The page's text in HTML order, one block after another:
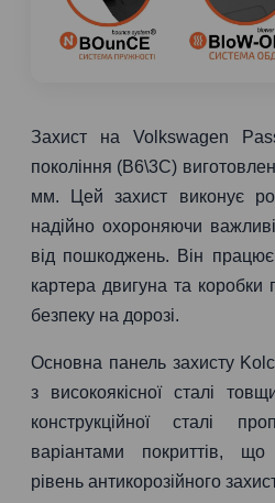
Захист на Volkswagen
покоління (B6\3C)
мм. Цей захист виконує
надійно охороняючи
від пошкоджень. Він
картера двигуна та коробки
безпеку на дорозі.
Основна панель захисту
з високоякісної сталі
конструкційної сталі
варіантами покриттів, що
рівень антикорозійного